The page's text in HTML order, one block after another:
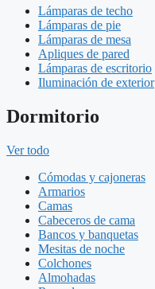
Lámparas de techo
Lámparas de pie
Lámparas de mesa
Apliques de pared
Lámparas de escritorio
Iluminación de exterior
Dormitorio
Ver todo
Cómodas y cajoneras
Armarios
Camas
Cabeceros de cama
Bancos y banquetas
Mesitas de noche
Colchones
Almohadas